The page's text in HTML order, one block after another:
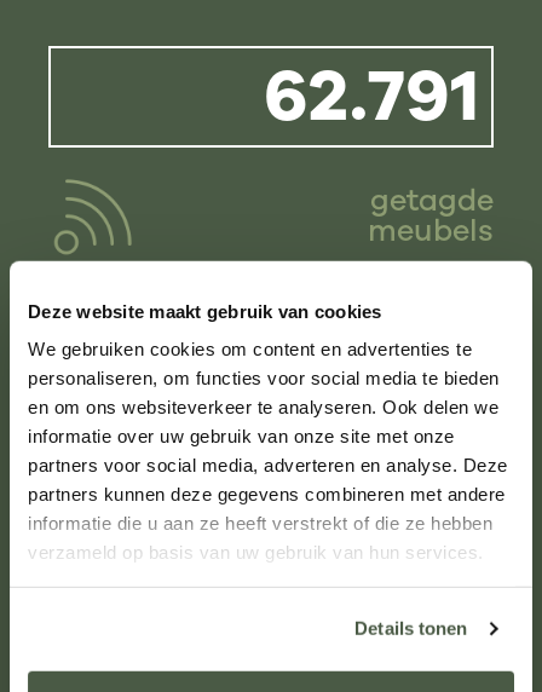
Deze website maakt gebruik van cookies
We gebruiken cookies om content en advertenties te
personaliseren, om functies voor social media te bieden
en om ons websiteverkeer te analyseren. Ook delen we
informatie over uw gebruik van onze site met onze
partners voor social media, adverteren en analyse. Deze
partners kunnen deze gegevens combineren met andere
informatie die u aan ze heeft verstrekt of die ze hebben
verzameld op basis van uw gebruik van hun services.
Details tonen
62.791
getagde
meubels
2.209
soorten
meubels
183